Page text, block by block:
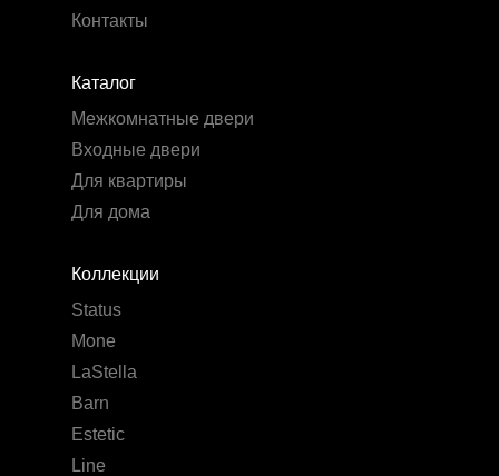
Коллекции
Status
Mone
LaStella
Barn
Estetic
Line
Каталог
Межкомнатные двери
Входные двери
Для квартиры
Для дома
Контакты